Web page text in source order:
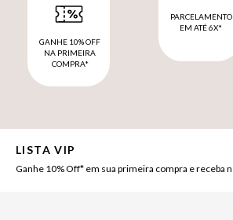
GANHE 10% OFF
NA PRIMEIRA
COMPRA*
PARCELAMENTO
EM ATÉ 6X*
LISTA VIP
Ganhe 10% Off* em sua primeira compra e receba